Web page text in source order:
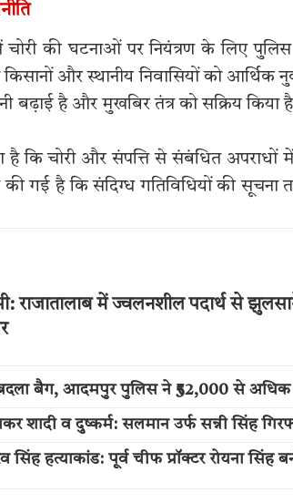
चोरी की घटनाओं पर नियंत्रण के लिए
किसानों और स्थानीय निवासियों को
बढ़ाई है और मुखबिर तंत्र को सक्रिय
है कि चोरी और संपत्ति से संबंधित अपराधों
गई है कि संदिग्ध गतिविधियों की सूचना
राजातालाब में ज्वलनशील पदार्थ से
बैग, आदमपुर पुलिस ने ₹52,000 से अधिक
शादी व दुष्कर्म: सलमान उर्फ सन्नी सिंह
सिंह हत्याकांड: पूर्व चीफ प्रॉक्टर रोयना सिंह